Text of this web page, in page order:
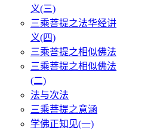
义(三)
三乘菩提之法华经讲
义(四)
三乘菩提之相似佛法
三乘菩提之相似佛法
(二)
法与次法
三乘菩提之意涵
学佛正知见(一)